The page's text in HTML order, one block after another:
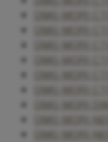
DMG MORI
DMG MORI
DMG MORI
DMG MORI
DMG MORI
DMG MORI